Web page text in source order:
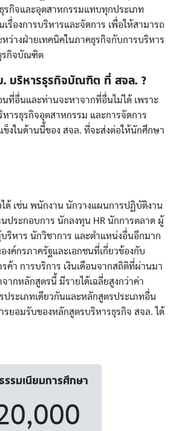
รกิจและอุตสาหกรรมแทบทุกประเภท
เรื่องการบริหารและจัดการ เพื่อให้สามารถ
ว่างฝ่ายเทคนิคในภาคธุรกิจกับการบริหาร
รกิจบัณฑิต
. บริหารธุรกิจบัณฑิต ที่ สจล. ?
นที่อื่นและท่านจะหาจากที่อื่นไม่ได้ เพราะ
ารธุรกิจอุตสาหกรรม และการจัดการ
ข็งในด้านนี้ของ สจล. ที่จะส่งต่อให้นักศึกษา
ด้ เช่น พนักงาน นักวางแผนการปฏิบัติงาน
ประกอบการ นักลงทุน HR นักการตลาด ผู้
ริหาร นักวิชาการ และตำแหน่งอื่นอีกมาก
งค์กรภาครัฐและเอกชนที่เกี่ยวข้องกับ
ค้า การบริการ เงินเดือนจากสถิติที่ผ่านมา
ากหลักสูตรนี้ มีรายได้เฉลี่ยสูงกว่าค่า
ประเภทเดียวกันและหลักสูตรประเภทอื่น
ยอมรับของหลักสูตรบริหารธุรกิจ สจล. ได้
รรมเนียมการศึกษา